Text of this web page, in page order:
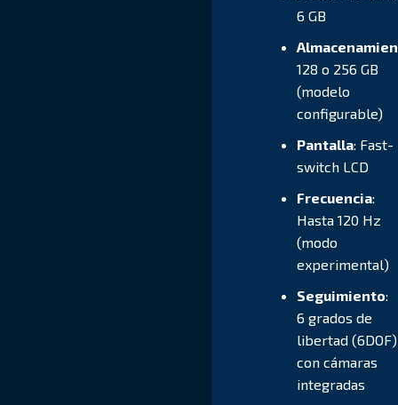
6 GB
128 o 256 GB
(modelo
configurable)
Pantalla: Fast-
switch LCD
Frecuencia:
Hasta 120 Hz
(modo
experimental)
Seguimiento:
6 grados de
libertad (6DOF)
con cámaras
integradas